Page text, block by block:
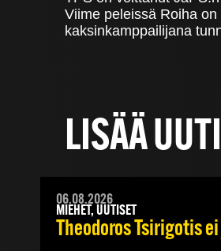
Viime peleissä Roiha
kaksinkamppailijana
LISÄÄ
06.08.2026
MIEHET, UUTISET
Theodoros Tsirigotis